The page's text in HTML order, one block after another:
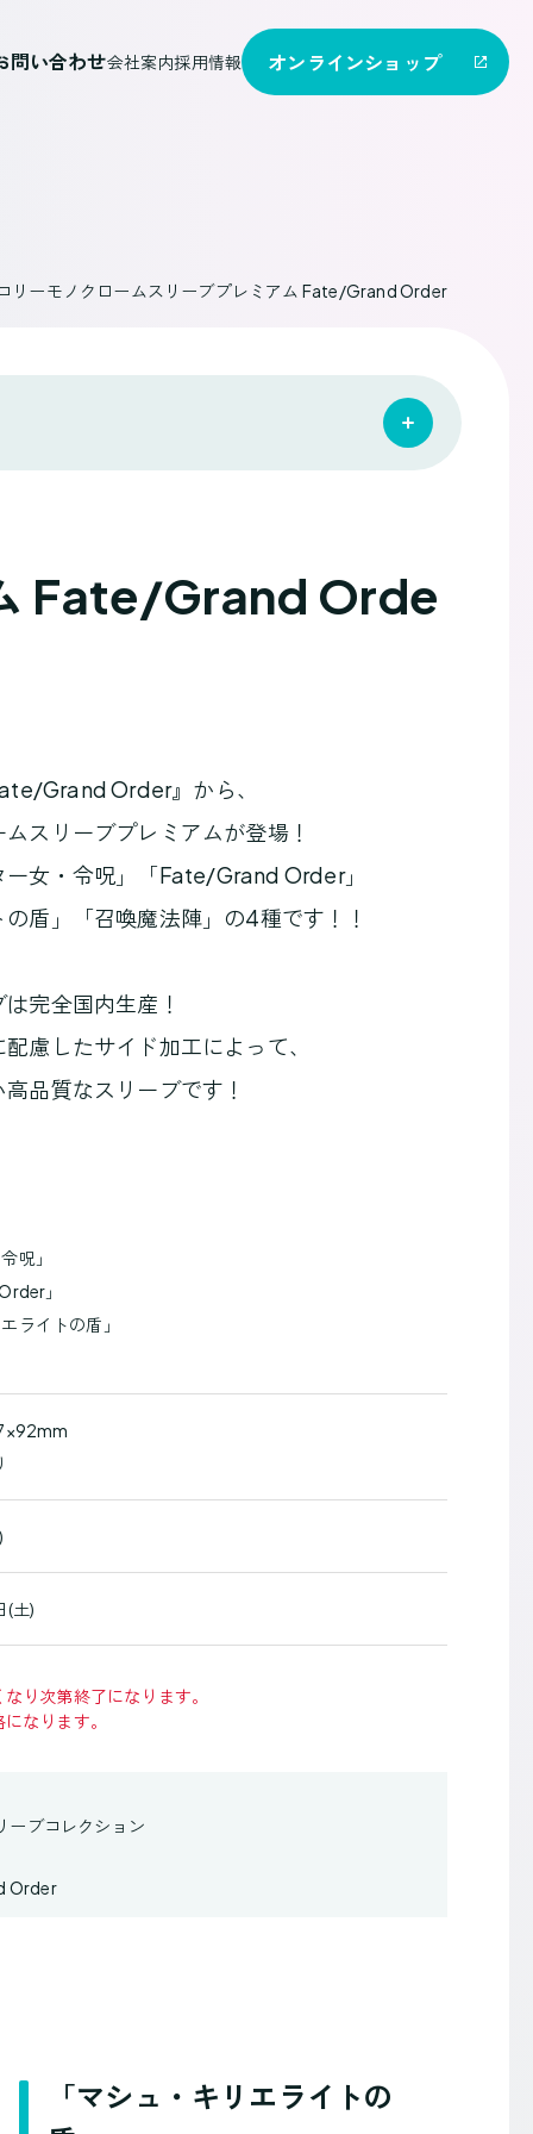
問い合わせ会社案内採用情報 オンラインショップ
リーモノクロームスリーブプレミアム Fate/Grand Order
Fate/Grand Orde
Grand Order』から、
スリーブプレミアムが登場！
女・令呪」「Fate/Grand Order」
盾」「召喚魔法陣」の4種です！！
完全国内生産！
慮したサイド加工によって、
品質なスリーブです！
呪」
」
ライトの盾」
(土)
り次第終了になります。
なります。
ーブコレクション
Order
「マシュ・キリエライトの